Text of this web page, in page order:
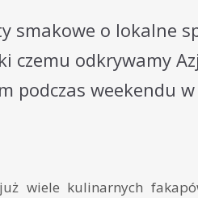
smakowe o lokalne
czemu odkrywamy
podczas weekendu
wiele kulinarnych